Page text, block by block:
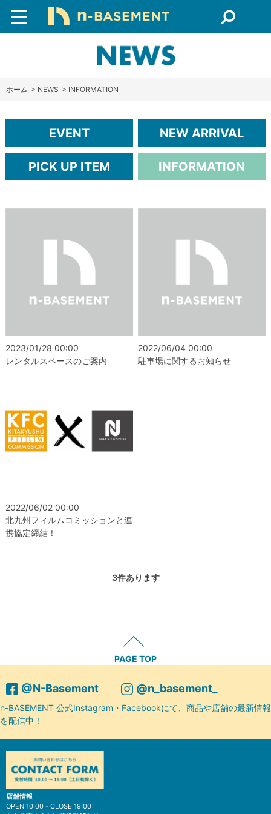
ホーム > NEWS > INFORMATION
EVENT NEW ARRIVAL
PICK UP ITEM INFORMATION
2023/01/28 00:00
レンタルスペースのご案内
2022/06/04 00:00
駐車場に関するお知らせ
2022/06/02 00:00
北九州フィルムコミッションと連
携協定締結！
3件あります
PAGE TOP
@N-Basement @n_basement_
n-BASEMENT 公式Instagram・Facebookにて、商品や店舗の最新情報
を配信中！
店舗情報
OPEN 10:00 - CLOSE 19:00